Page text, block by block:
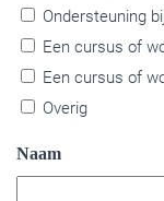
Ondersteuning
Een cursus of
Een cursus of
Overig
Naam